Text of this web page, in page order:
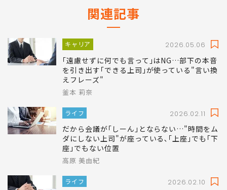
関連記事
キャリア 2026.05.06
｢遠慮せずに何でも言って｣はNG…部下の本音
を引き出す｢できる上司｣が使っている"言い換
えフレーズ"
釜本 莉奈
ライフ 2026.02.11
だから会議が｢しーん｣とならない…"時間をム
ダにしない上司"が座っている､｢上座｣でも｢下
座｣でもない位置
高原 美由紀
ライフ 2026.02.10